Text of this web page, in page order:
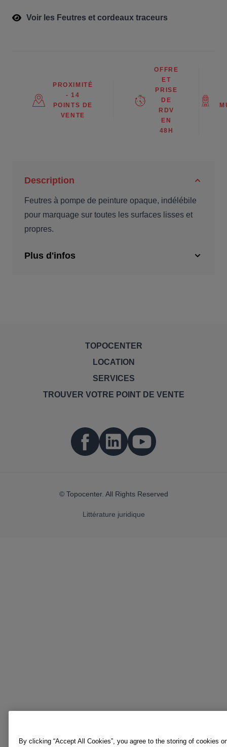
Voir les Feutres et cordeaux traceurs
PROXIMITÉ
- 14
POINTS DE
VENTE
OFFRE
ET
PRISE
DE
RDV
EN
48H
Description
Feutres à pompe de peinture opaque, indélébile
pour marquage sur toutes les surfaces lisses et
propres.
Plus d'infos
TOPOCENTER
LOCATION
SERVICES
TROUVER VOTRE POINT DE VENTE
© Topocenter. All Rights Reserved
Littérature juridique
By clicking “Accept All Cookies”, you agree to the storing of cookies